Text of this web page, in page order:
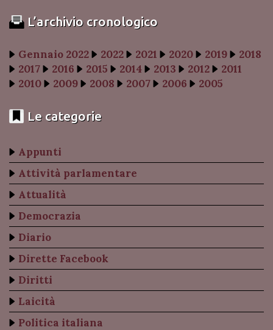
L’archivio cronologico
Gennaio 2022 2022 2021 2020 2019
2018
2017
2016 2015 2014 2013 2012
2011
2010
2009 2008 2007 2006 2005
Le categorie
Appunti
Attività parlamentare
Attualità
Democrazia
Diario
Dirette Facebook
Diritti
Laicità
Politica italiana